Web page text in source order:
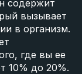
содержит
вызывает
в организм.
где вы ее
10% до 20%.